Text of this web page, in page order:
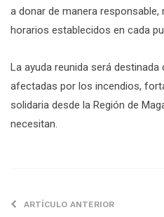
a donar de manera
horarios establecidos en cada
La ayuda reunida será
afectadas por los incendios,
solidaria desde la Región de
necesitan.
ARTÍCULO ANTERIOR